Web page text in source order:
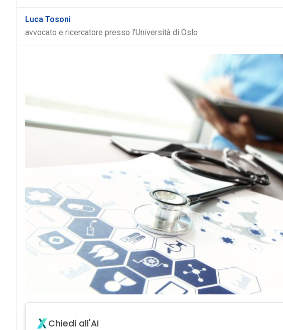
Luca Tosoni
avvocato e ricercatore presso l’Università di Oslo
Chiedi all'AI